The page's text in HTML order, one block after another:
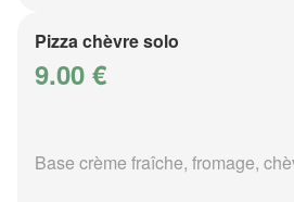
Pizza chèvre solo
9.00 €
Base crème fraîche, fromage,